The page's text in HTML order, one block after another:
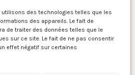
des technologies telles que les
des appareils. Le fait de
de traiter des données telles que le
sur ce site. Le fait de ne pas consentir
effet négatif sur certaines